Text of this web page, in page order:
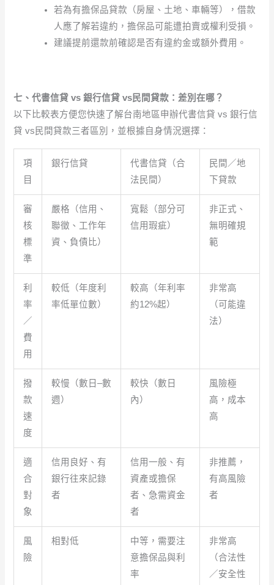
若為有擔保品貸款（房屋、土地、車輛等），借款
人應了解若違約，擔保品可能遭拍賣或權利受損。
建議提前還款前確認是否有違約金或額外費用。
七、代書信貸 vs 銀行信貸 vs民間貸款：差別在哪？
以下比較表方便您快速了解台南地區申辦代書信貸 vs 銀行信
貸 vs民間貸款三者區別，並根據自身情況選擇：
項
目
銀行信貸
代書信貸（合
法民間）
民間／地
下貸款
審
核
標
準
嚴格（信用、
聯徵、工作年
資、負債比）
寬鬆（部分可
信用瑕疵）
非正式、
無明確規
範
利
率
／
費
用
較低（年度利
率低單位數）
較高（年利率
約12%起）
非常高
（可能違
法）
撥
款
速
度
較慢（數日–數
週）
較快（數日
內）
風險極
高，成本
高
適
合
對
象
信用良好、有
銀行往來記錄
者
信用一般、有
資產或擔保
者、急需資金
者
非推薦，
有高風險
者
風
險
相對低
中等，需要注
意擔保品與利
率
非常高
（合法性
／安全性